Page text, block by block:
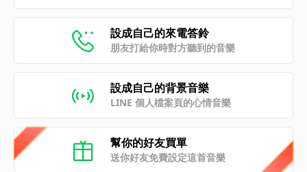
設成自己的來電答鈴
朋友打給你時對方聽到的音樂
設成自己的背景音樂
LINE 個人檔案頁的心情音樂
幫你的好友買單
送你好友免費設定這首音樂